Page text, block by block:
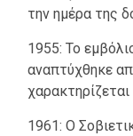
την ημέρα της
1955: Το
αναπτύχθηκε
1961: Ο